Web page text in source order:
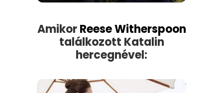
AmikorReese Witherspoon
találkozott Katalin
hercegnével: